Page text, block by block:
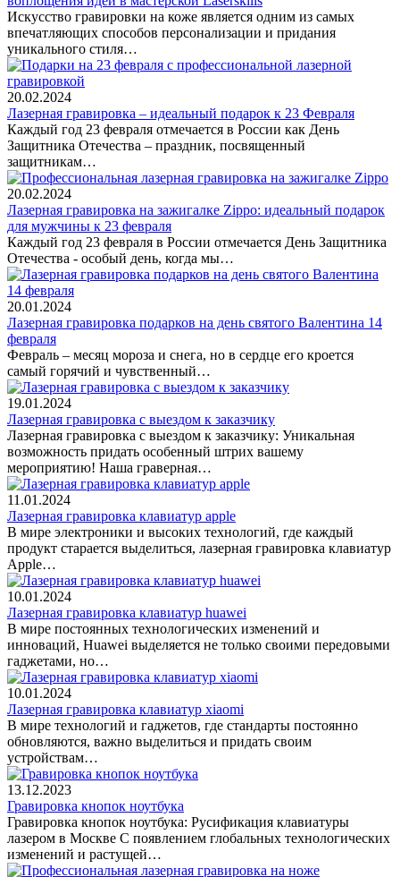
Искусство гравировки на коже является одним из самых
впечатляющих способов персонализации и придания
уникального стиля…
20.02.2024
Лазерная гравировка – идеальный подарок к 23 Февраля
Каждый год 23 февраля отмечается в России как День
Защитника Отечества – праздник, посвященный
защитникам…
20.02.2024
Лазерная гравировка на зажигалке Zippo: идеальный подарок
для мужчины к 23 февраля
Каждый год 23 февраля в России отмечается День Защитника
Отечества - особый день, когда мы…
20.01.2024
Лазерная гравировка подарков на день святого Валентина 14
февраля
Февраль – месяц мороза и снега, но в сердце его кроется
самый горячий и чувственный…
19.01.2024
Лазерная гравировка с выездом к заказчику
Лазерная гравировка с выездом к заказчику: Уникальная
возможность придать особенный штрих вашему
мероприятию! Наша граверная…
11.01.2024
Лазерная гравировка клавиатур apple
В мире электроники и высоких технологий, где каждый
продукт старается выделиться, лазерная гравировка клавиатур
Apple…
10.01.2024
Лазерная гравировка клавиатур huawei
В мире постоянных технологических изменений и
инноваций, Huawei выделяется не только своими передовыми
гаджетами, но…
10.01.2024
Лазерная гравировка клавиатур xiaomi
В мире технологий и гаджетов, где стандарты постоянно
обновляются, важно выделиться и придать своим
устройствам…
13.12.2023
Гравировка кнопок ноутбука
Гравировка кнопок ноутбука: Русификация клавиатуры
лазером в Москве С появлением глобальных технологических
изменений и растущей…